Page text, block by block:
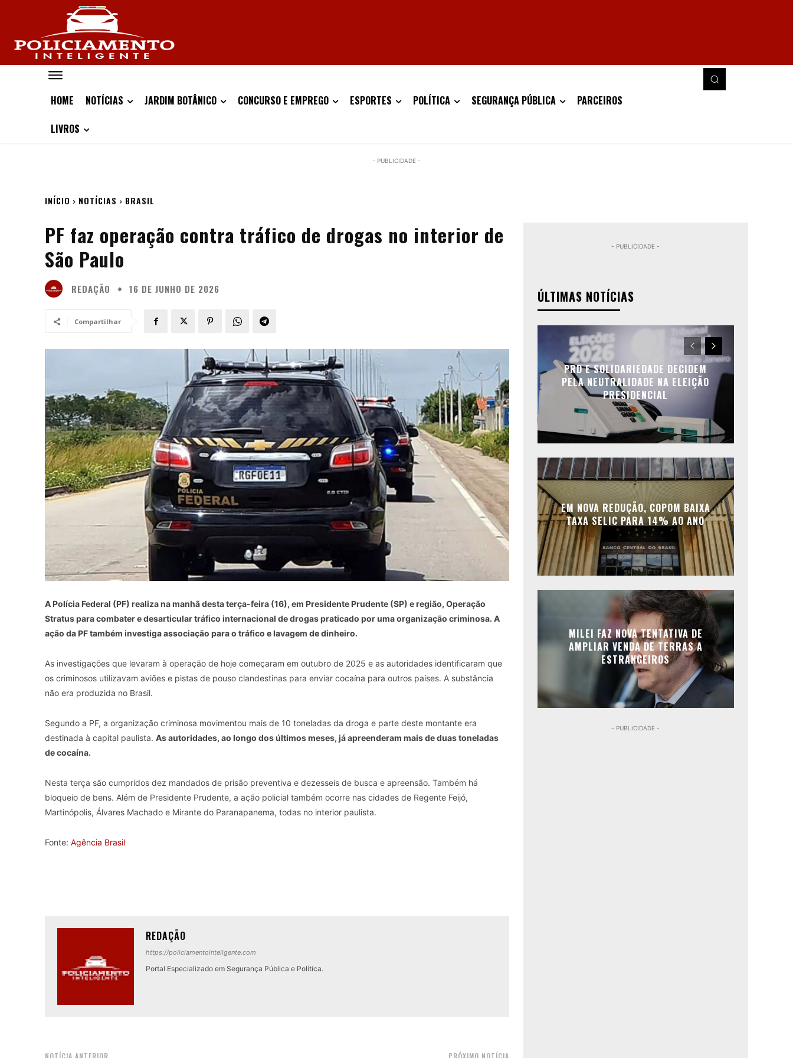
HOME NOTÍCIAS JARDIM BOTÂNICO CONCURSO E EMPREGO ESPORTES POLÍTICA SEGURANÇA PÚBLICA
PARCEIROS
LIVROS
- PUBLICIDADE -
INÍCIO NOTÍCIAS BRASIL
PF faz operação contra tráfico de drogas no interior de
São Paulo
REDAÇÃO 16 DE JUNHO DE 2026
Compartilhar
A Polícia Federal (PF) realiza na manhã desta terça-feira (16), em Presidente Prudente (SP) e região, Operação
Stratus para combater e desarticular tráfico internacional de drogas praticado por uma organização criminosa. A
ação da PF também investiga associação para o tráfico e lavagem de dinheiro.
As investigações que levaram à operação de hoje começaram em outubro de 2025 e as autoridades identificaram que
os criminosos utilizavam aviões e pistas de pouso clandestinas para enviar cocaína para outros países. A substância
não era produzida no Brasil.
Segundo a PF, a organização criminosa movimentou mais de 10 toneladas da droga e parte deste montante era
destinada à capital paulista. As autoridades, ao longo dos últimos meses, já apreenderam mais de duas toneladas
de cocaína.
Nesta terça são cumpridos dez mandados de prisão preventiva e dezesseis de busca e apreensão. Também há
bloqueio de bens. Além de Presidente Prudente, a ação policial também ocorre nas cidades de Regente Feijó,
Martinópolis, Álvares Machado e Mirante do Paranapanema, todas no interior paulista.
Fonte: Agência Brasil
REDAÇÃO
https://policiamentointeligente.com
Portal Especializado em Segurança Pública e Política.
- PUBLICIDADE -
ÚLTIMAS NOTÍCIAS
PRD E SOLIDARIEDADE DECIDEM
PELA NEUTRALIDADE NA ELEIÇÃO
PRESIDENCIAL
EM NOVA REDUÇÃO, COPOM BAIXA
TAXA SELIC PARA 14% AO ANO
MILEI FAZ NOVA TENTATIVA DE
AMPLIAR VENDA DE TERRAS A
ESTRANGEIROS
- PUBLICIDADE -